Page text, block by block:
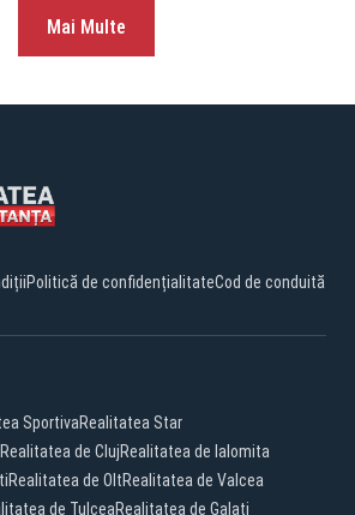
Mai Multe
Politică de confidențialitateCod de conduită
SportivaRealitatea Star
Realitatea de ClujRealitatea de Ialomita
Realitatea de OltRealitatea de Valcea
de TulceaRealitatea de Galati